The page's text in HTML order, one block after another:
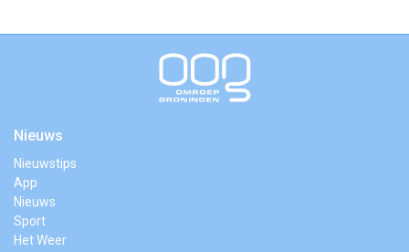
Nieuws
Nieuwstips
App
Nieuws
Sport
Het Weer